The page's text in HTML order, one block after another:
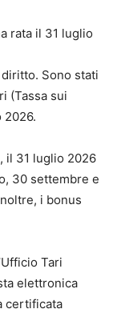
rata il 31 luglio
Sono stati
(Tassa sui
2026.
il 31 luglio 2026
30 settembre e
i bonus
Tari
elettronica
certificata